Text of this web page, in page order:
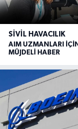
SIVIL HAVACILIK
AIM UZMANLARI İÇİN
MÜJDELİ HABER